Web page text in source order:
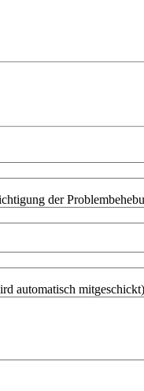
der
automatisch